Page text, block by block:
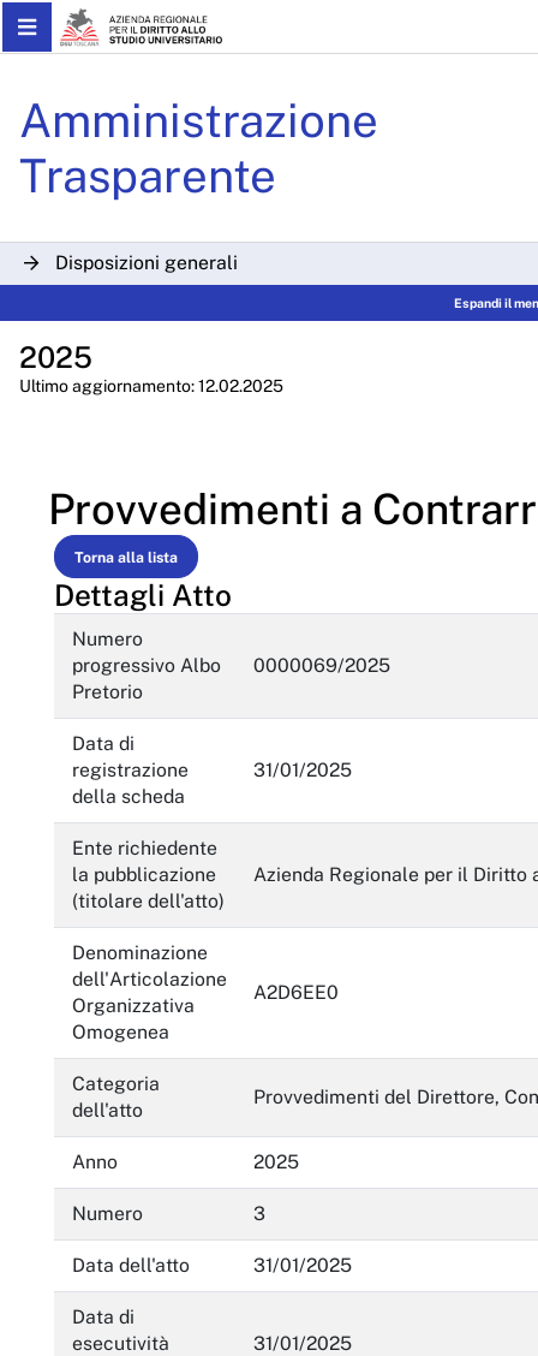
Skip to Main Content
Amministrazione
Trasparente
Disposizioni generali
Consulenti e collaboratori
Performance
Enti controllati
Attività e procedimenti
Provvedimenti
Provvedimenti organi indirizzo politico
Provvedimenti dirigenti amministrativi
Controlli sulle imprese
Bandi di gara e contratti
Sovvenzioni, contributi, sussidi, vantaggi economici
Beni immobili e gestione patrimonio
Controlli e rilievi sull'amministrazione
Servizi erogati
Pagamenti dell'amministrazione
Opere pubbliche
Interventi straordinari e di emergenza
Espandi il
2025
Ultimo aggiornamento: 12.02.2025
Provvedimenti a
Torna alla lista
Dettagli Atto
Numero
progressivo Albo
Pretorio
0000069/2025
Data di
registrazione
della scheda
31/01/2025
Ente richiedente
la pubblicazione
(titolare dell'atto)
Azienda Regionale per il Diritto
Denominazione
dell'Articolazione
Organizzativa
Omogenea
A2D6EE0
Categoria
dell'atto
Provvedimenti del Direttore,
Anno 2025
Numero 3
Data dell'atto 31/01/2025
Data di
esecutività
31/01/2025